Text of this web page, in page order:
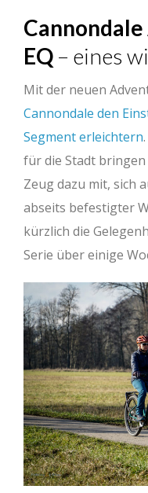
EQ – eines
Mit der neuen
Cannondale den
Segment erleichtern
für die Stadt bringen
Zeug dazu mit, sich
abseits befestigter
kürzlich die
Serie über einige